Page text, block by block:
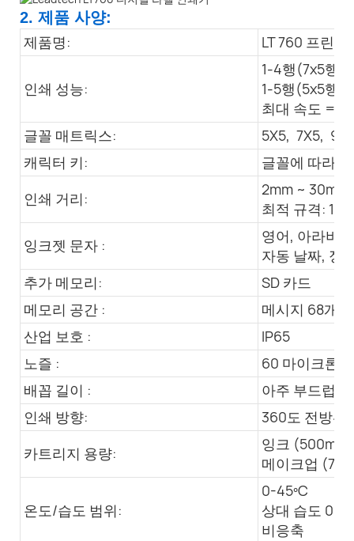
2. 제품 사양:
제품명: LT 760 프린터
인쇄 성능:
1-4행(7x5행
1-5행(5x5행
최대 속도 =
글꼴 매트릭스:
5X5, 7X5,
캐릭터 키:
글꼴에 따라
인쇄 거리:
2mm ~ 30mm
최적 규격:
잉크젯 문자 :
영어, 아라비
자동 날짜, 정
추가 메모리:
SD 카드
메모리 공간 :
메시지 68개
산업 보호 :
IP65
노즐 :
60 마이크론
배꼽 길이 :
아주 부드럽
인쇄 방향:
360도 전방위
카트리지 용량:
잉크 (500ml)
메이크업
온도/습도 범위:
0-45ºC
상대 습도
비응축